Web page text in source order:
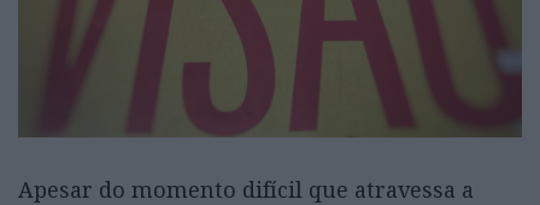
Apesar do momento difícil que atravessa a